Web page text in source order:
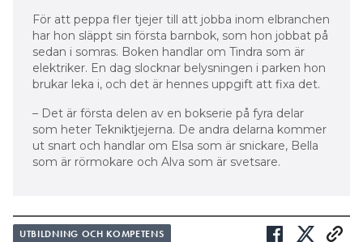
För att peppa fler tjejer till att jobba inom elbranchen
har hon släppt sin första barnbok, som hon jobbat på
sedan i somras. Boken handlar om Tindra som är
elektriker. En dag slocknar belysningen i parken hon
brukar leka i, och det är hennes uppgift att fixa det.
– Det är första delen av en bokserie på fyra delar
som heter Tekniktjejerna. De andra delarna kommer
ut snart och handlar om Elsa som är snickare, Bella
som är rörmokare och Alva som är svetsare.
UTBILDNING OCH KOMPETENS